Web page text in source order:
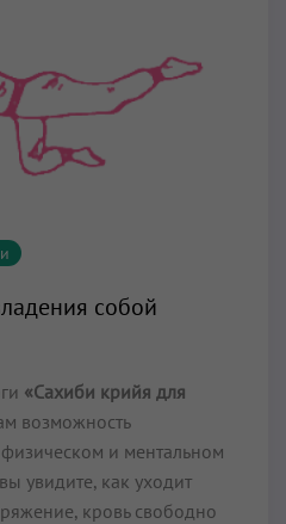
собой
«Сахиби крийя для
возможность
и ментальном
увидите, как уходит
кровь свободно